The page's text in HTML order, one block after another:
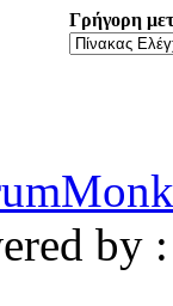
Γρήγορη
by